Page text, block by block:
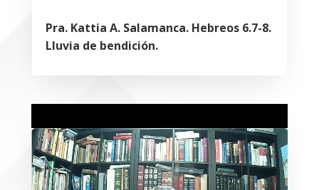
Pra. Kattia A. Salamanca. Hebreos 6.7-8.
Lluvia de bendición.